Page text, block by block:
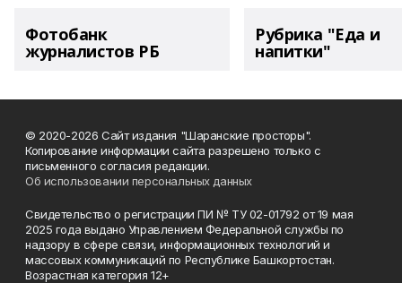
Фотобанк
журналистов РБ
Рубрика "Еда и
напитки"
© 2020-2026 Сайт издания "Шаранские просторы".
Копирование информации сайта разрешено только с
письменного согласия редакции.
Об использовании персональных данных
Свидетельство о регистрации ПИ № ТУ 02-01792 от 19 мая
2025 года выдано Управлением Федеральной службы по
надзору в сфере связи, информационных технологий и
массовых коммуникаций по Республике Башкортостан.
Возрастная категория 12+